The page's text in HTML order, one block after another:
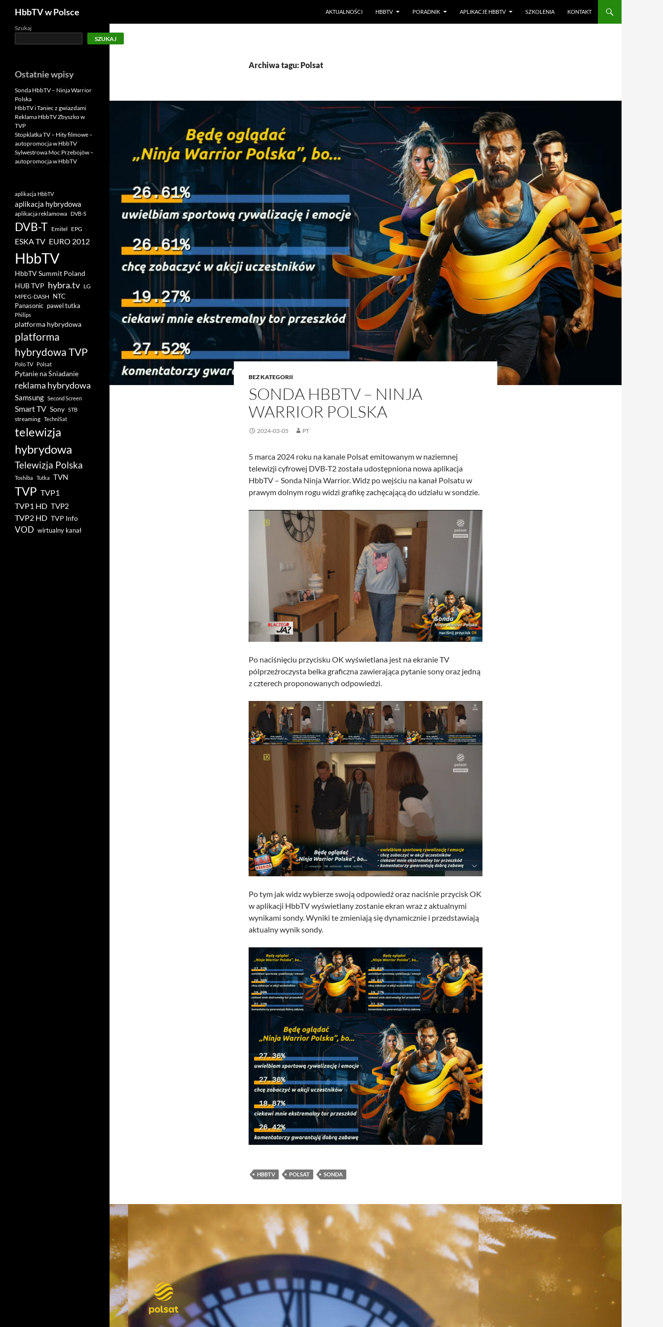
HbbTV w Polsce
AKTUALNOŚCI
HBBTV PORADNIK APLIKACJE HBBTV SZKOLENIA KONTAKT
Archiwa tagu: Polsat
BEZ KATEGORII
SONDA HBBTV – NINJA
WARRIOR POLSKA
2024-03-05 PT
5 marca 2024 roku na kanale Polsat emitowanym w naziemnej
telewizji cyfrowej DVB-T2 została udostępniona nowa aplikacja
HbbTV – Sonda Ninja Warrior. Widz po wejściu na kanał Polsatu w
prawym dolnym rogu widzi grafikę zachęcającą do udziału w sondzie.
Po naciśnięciu przycisku OK wyświetlana jest na ekranie TV
pólprzeźroczysta belka graficzna zawierająca pytanie sony oraz jedną
z czterech proponowanych odpowiedzi.
Po tym jak widz wybierze swoją odpowiedź oraz naciśnie przycisk OK
w aplikacji HbbTV wyświetlany zostanie ekran wraz z aktualnymi
wynikami sondy. Wyniki te zmieniają się dynamicznie i przedstawiają
aktualny wynik sondy.
HBBTV POLSAT SONDA
Szukaj
SZUKAJ
Ostatnie wpisy
Sonda HbbTV – Ninja Warrior
Polska
HbbTV i Taniec z gwiazdami
Reklama HbbTV Zbyszko w
TVP
Stopklatka TV – Hity filmowe –
autopromocja w HbbTV
Sylwestrowa Moc Przebojów –
autopromocja w HbbTV
aplikacja HbbTV
aplikacja hybrydowa
aplikacja reklamowa DVB-S
DVB-T Emitel EPG
ESKA TV EURO 2012
HbbTV
HbbTV Summit Poland
HUB TVP hybra.tv LG
MPEG-DASH NTC
Panasonic pawel tutka
Philips
platforma hybrydowa
platforma
hybrydowa TVP
Polo TV Polsat
Pytanie na Śniadanie
reklama hybrydowa
Samsung Second Screen
Smart TV Sony STB
streaming TechniSat
telewizja
hybrydowa
Telewizja Polska
Toshiba Tutka TVN
TVP TVP1
TVP1 HD TVP2
TVP2 HD TVP Info
VOD wirtualny kanał